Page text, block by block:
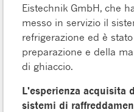
Eistechnik GmbH, che
messo in servizio il
refrigerazione ed è
preparazione e della
di ghiaccio.
L'esperienza acquisita
sistemi di